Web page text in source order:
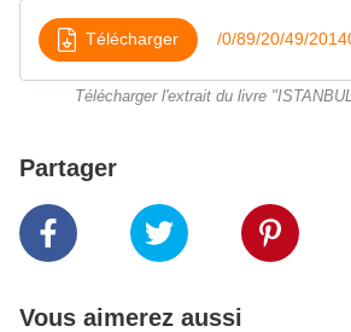
Télécharger
Télécharger l'extrait du livre
Partager
Vous aimerez aussi